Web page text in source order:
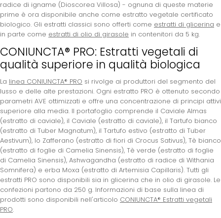
radice di igname (Dioscorea Villosa) - ognuna di queste materie
prime è ora disponibile anche come estratto vegetale certificato
biologico. Gli estratti classici sono offerti come estratti di glicerina e
in parte come estratti di olio di girasole in contenitori da 5 kg.
CONIUNCTA® PRO: Estratti vegetali di
qualità superiore in qualità biologica
La linea CONIUNCTA® PRO si rivolge ai produttori del segmento del
lusso e delle alte prestazioni. Ogni estratto PRO è ottenuto secondo
parametri AVE ottimizzati e offre una concentrazione di principi attivi
superiore alla media. Il portafoglio comprende il Caviale Almas
(estratto di caviale), il Caviale (estratto di caviale), il Tartufo bianco
(estratto di Tuber Magnatum), il Tartufo estivo (estratto di Tuber
Aestivum), lo Zafferano (estratto di fiori di Crocus Sativus), Tè bianco
(estratto di foglie di Camelia Sinensis), Tè verde (estratto di foglie
di Camelia Sinensis), Ashwagandha (estratto di radice di Withania
Somnifera) e erba Moxa (estratto di Artemisia Capillaris). Tutti gli
estratti PRO sono disponibili sia in glicerina che in olio di girasole. Le
confezioni partono da 250 g. Informazioni di base sulla linea di
prodotti sono disponibili nell'articolo CONIUNCTA® Estratti vegetali
PRO.